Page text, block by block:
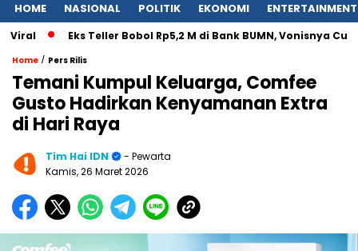
HOME NASIONAL POLITIK EKONOMI ENTERTAINMENT
Eks Teller Bobol Rp5,2 M di Bank BUMN, Vonisnya Cuma 4,5
Home / Pers Rilis
Temani Kumpul Keluarga, Comfee
Gusto Hadirkan Kenyamanan Extra
di Hari Raya
Tim Hai IDN
- Pewarta
Kamis, 26 Maret 2026